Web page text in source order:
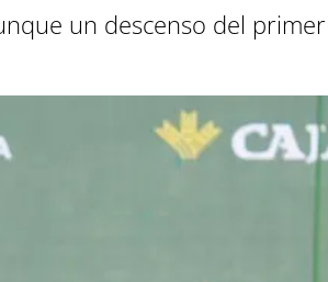
un descenso del